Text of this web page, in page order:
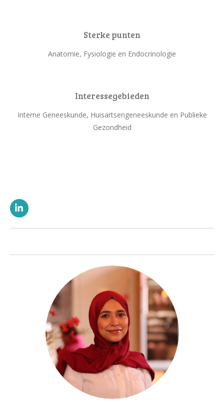
Sterke punten
Anatomie, Fysiologie en Endocrinologie
Interessegebieden
Interne Geneeskunde, Huisartsengeneeskunde en Publieke
Gezondheid
L
i
n